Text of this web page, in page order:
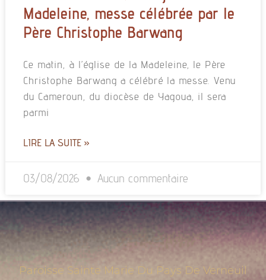
Madeleine, messe célébrée par le
Père Christophe Barwang
Ce matin, à l’église de la Madeleine, le Père
Christophe Barwang a célébré la messe. Venu
du Cameroun, du diocèse de Yagoua, il sera
parmi
LIRE LA SUITE »
03/08/2026 Aucun commentaire
Paroisse Sainte Marie Du Pays De Verneuil